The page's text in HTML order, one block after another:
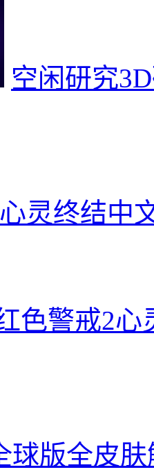
空闲研究
灵终结中
色警戒2心
球版全皮